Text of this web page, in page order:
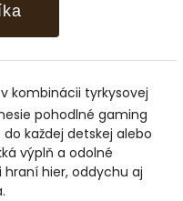
kombinácii tyrkysovej
pohodlné gaming
každej detskej alebo
výplň a odolné
hier, oddychu aj